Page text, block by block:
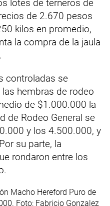
lotes de terneros de
de 2.670 pesos
kilos en promedio,
la compra de la jaula
controladas se
hembras de rodeo
de $1.000.000 la
de Rodeo General se
y los 4.500.000, y
su parte, la
rondaron entre los